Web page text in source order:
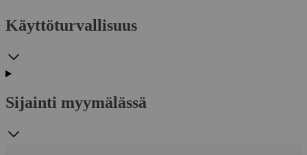
Käyttöturvallisuus
Sijainti myymälässä